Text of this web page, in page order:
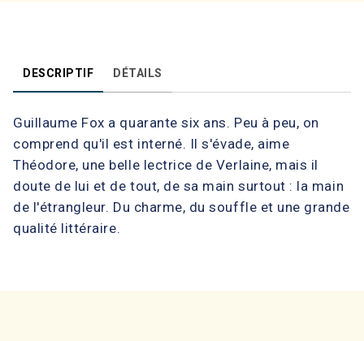
DESCRIPTIF DÉTAILS
Guillaume Fox a quarante six ans. Peu à peu, on
comprend qu'il est interné. Il s'évade, aime
Théodore, une belle lectrice de Verlaine, mais il
doute de lui et de tout, de sa main surtout : la main
de l'étrangleur. Du charme, du souffle et une grande
qualité littéraire.